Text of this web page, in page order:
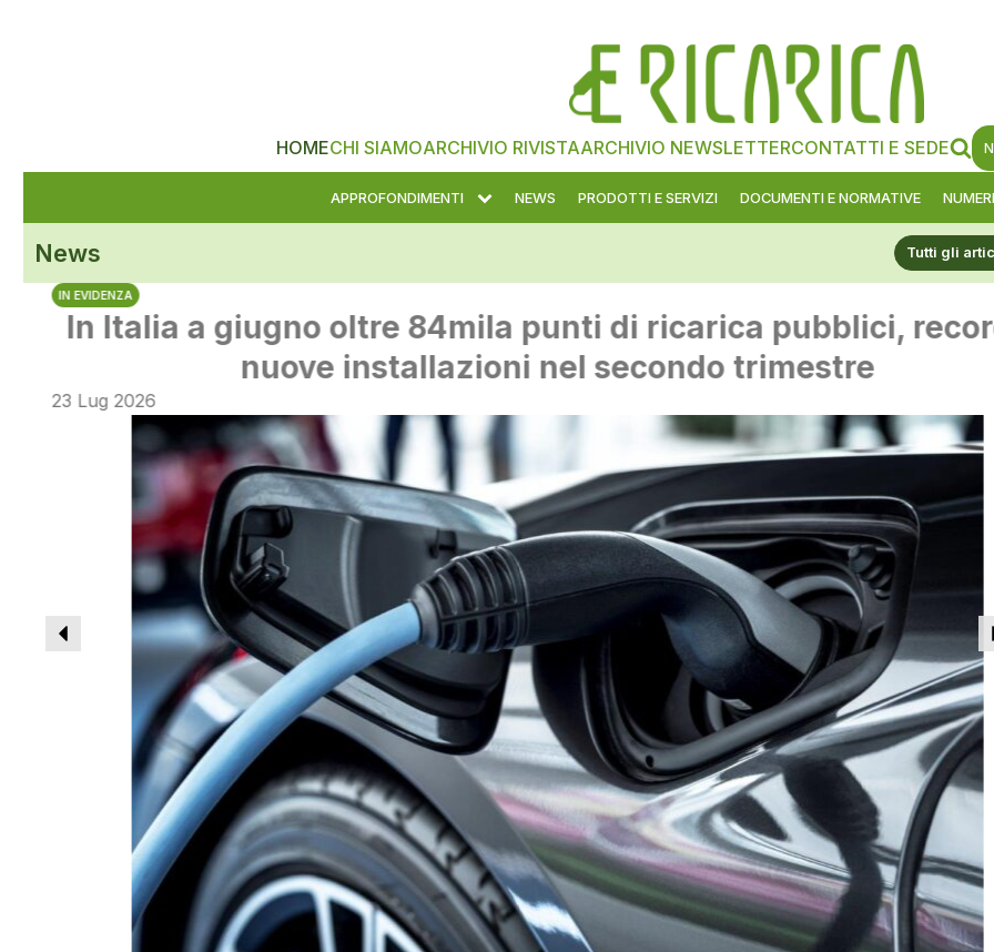
HOMECHI SIAMOARCHIVIO RIVISTAARCHIVIO NEWSLETTERCONTATTI E SEDE
APPROFONDIMENTI NEWS PRODOTTI E SERVIZI DOCUMENTI E NORMATIVE
News Tutti gli
IN EVIDENZA
In Italia a giugno oltre 84mila punti di ricarica pubblici, record
nuove installazioni nel secondo trimestre
23 Lug 2026